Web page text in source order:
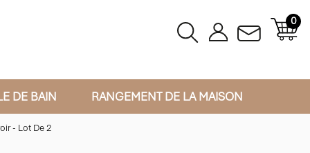
0
DE BAIN RANGEMENT DE LA MAISON
- Lot De 2